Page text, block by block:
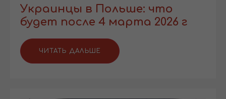
Украинцы в Польше: что
будет после 4 марта 2026 г
ЧИТАТЬ ДАЛЬШЕ